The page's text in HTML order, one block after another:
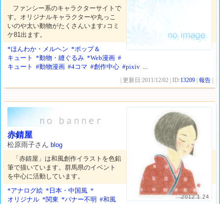
ファンシー系のキャラクターサイトで
す。オリジナルキャラクターや丸っこ
いのや太い動物がたくさんいます♪コミ
ケ81出ます。
*ほんわか・メルヘン *ポップ＆
キュート
*動物・縫ぐるみ *Web漫画 #
キュート
#動物漫画 #4コマ #創作中心 #pixiv ...
| 更新日:2011/12/02 | ID:13209 |報告
2012.1.24
赤錆屋
松原雨子さんblog
「赤錆屋」は和風創作イラストを色鉛
筆で描いています。群馬県のイベント
を中心に活動しています。
*アナログ絵 *日本・中国風 *
オリジナル *関東 *バナー不明 #和風